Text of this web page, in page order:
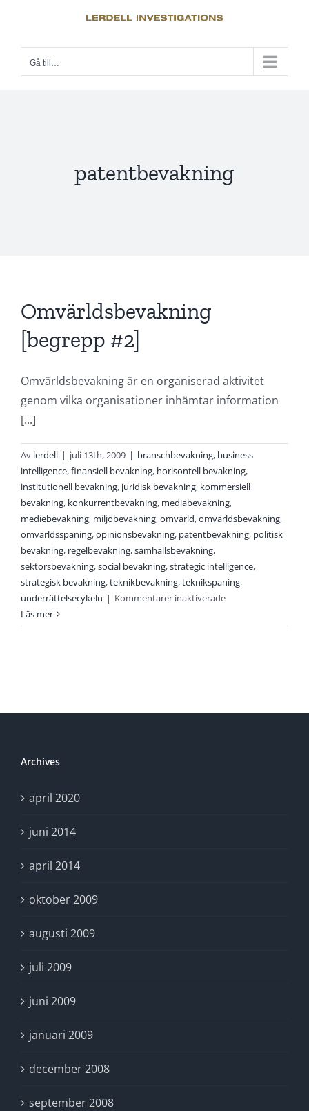
innehållet
Gå till…
patentbevakning
Omvärldsbevakning
[begrepp #2]
Omvärldsbevakning är en organiserad aktivitet
genom vilka organisationer inhämtar information
[...]
Av lerdell | juli 13th, 2009 | branschbevakning, business
intelligence,finansiell bevakning, horisontell bevakning,
institutionell bevakning, juridisk bevakning, kommersiell
bevakning, konkurrentbevakning, mediabevakning,
mediebevakning, miljöbevakning,omvärld,omvärldsbevakning,
omvärldsspaning,opinionsbevakning, patentbevakning, politisk
bevakning, regelbevakning,samhällsbevakning,
sektorsbevakning,social bevakning,strategic intelligence,
strategisk bevakning,teknikbevakning,teknikspaning,
underrättelsecykeln | Kommentarer inaktiveradeför
[begrepp
Läs mer
Archives
april 2020
juni 2014
april 2014
oktober 2009
augusti 2009
juli 2009
juni 2009
januari 2009
december 2008
september 2008